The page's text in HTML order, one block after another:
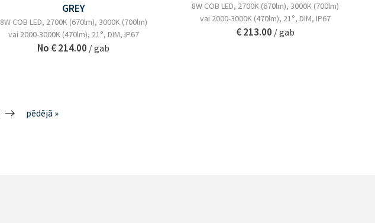
GREY
8W COB LED, 2700K (670lm), 3000K (700lm)
vai 2000-3000K (470lm), 21°, DIM, IP67
No € 214.00 / gab
8W COB LED, 2700K (670lm), 3000K (700lm)
vai 2000-3000K (470lm), 21°, DIM, IP67
€ 213.00 / gab
pēdējā »